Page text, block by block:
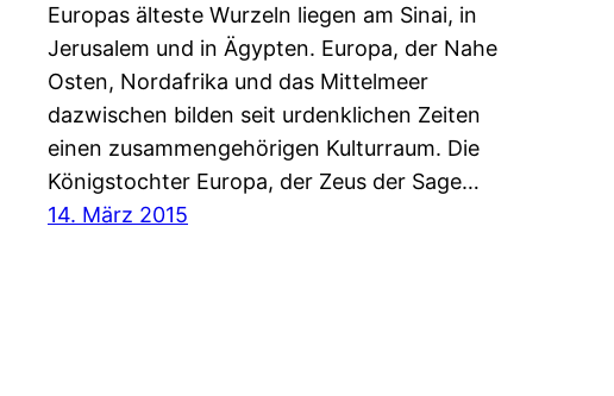
Europas älteste Wurzeln liegen am Sinai, in
Jerusalem und in Ägypten. Europa, der Nahe
Osten, Nordafrika und das Mittelmeer
dazwischen bilden seit urdenklichen Zeiten
einen zusammengehörigen Kulturraum. Die
Königstochter Europa, der Zeus der Sage…
14. März 2015